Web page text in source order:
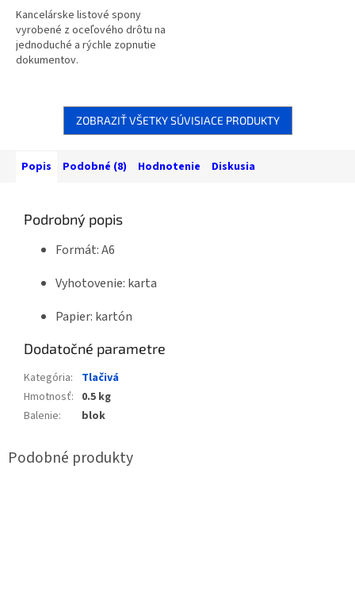
Kancelárske listové spony
vyrobené z oceľového drôtu na
jednoduché a rýchle zopnutie
dokumentov.
ZOBRAZIŤ VŠETKY SÚVISIACE PRODUKTY
Popis Podobné (8) Hodnotenie Diskusia
Podrobný popis
Formát: A6
Vyhotovenie: karta
Papier: kartón
Dodatočné parametre
Kategória:
Tlačivá
Hmotnosť: 0.5 kg
Balenie: blok